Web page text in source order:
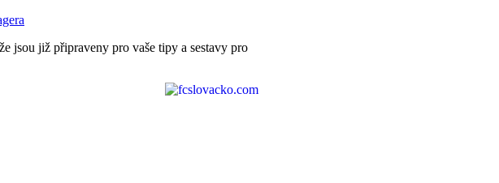
jsou již připraveny pro vaše tipy a sestavy pro